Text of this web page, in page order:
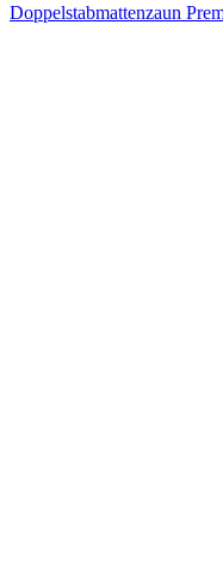
Doppelstabmattenzaun